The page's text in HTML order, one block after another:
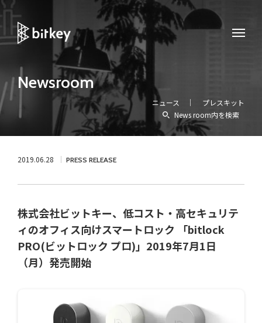
Newsroom
ニュース
プレスキット
News room内を検索
2019.06.28 PRESS RELEASE
株式会社ビットキー、低コスト・高セキュリテ
ィのオフィス向けスマートロック 「bitlock
PRO(ビットロック プロ)」2019年7月1日
（月）発売開始